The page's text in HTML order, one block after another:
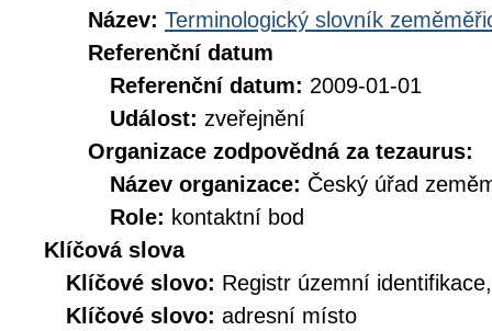
Název: Terminologický slovník
Referenční datum
Referenční datum: 2009-01-01
Událost: zveřejnění
Organizace zodpovědná za tezaurus:
Název organizace: Český úřad
Role: kontaktní bod
Klíčová slova
Klíčové slovo: Registr územní
Klíčové slovo: adresní místo